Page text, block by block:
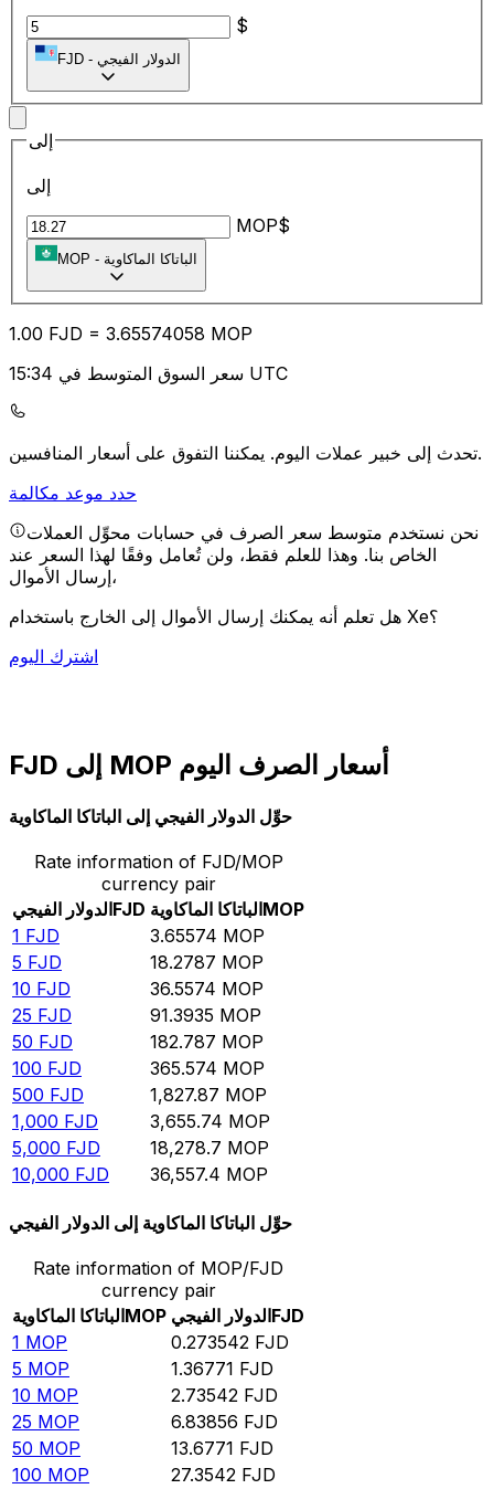
$
FJD - الدولار الفيجي
إلى
إلى
MOP$
MOP - الباتاكا الماكاوية
1.00 FJD = 3.65574058 MOP
سعر السوق المتوسط في 15:34 UTC
تحدث إلى خبير عملات اليوم.يمكننا التفوق على أسعار المنافسين.
حدد موعد مكالمة
نحن نستخدم متوسط سعر الصرف في حسابات محوِّل العملات
الخاص بنا. وهذا للعلم فقط، ولن تُعامل وفقًا لهذا السعر عند
إرسال الأموال،
هل تعلم أنه يمكنك إرسال الأموال إلى الخارج باستخدام Xe؟
اشترك اليوم
FJD إلى MOP أسعار الصرف اليوم
حوِّل الدولار الفيجي إلى الباتاكا الماكاوية
Rate information of FJD/MOP
currency pair
الدولار الفيجيFJD الباتاكا الماكاويةMOP
1 FJD 3.65574 MOP
5 FJD 18.2787 MOP
10 FJD 36.5574 MOP
25 FJD 91.3935 MOP
50 FJD 182.787 MOP
100 FJD 365.574 MOP
500 FJD 1,827.87 MOP
1,000 FJD 3,655.74 MOP
5,000 FJD 18,278.7 MOP
10,000 FJD 36,557.4 MOP
حوِّل الباتاكا الماكاوية إلى الدولار الفيجي
Rate information of MOP/FJD
currency pair
الباتاكا الماكاويةMOP الدولار الفيجيFJD
1 MOP 0.273542 FJD
5 MOP 1.36771 FJD
10 MOP 2.73542 FJD
25 MOP 6.83856 FJD
50 MOP 13.6771 FJD
100 MOP 27.3542 FJD